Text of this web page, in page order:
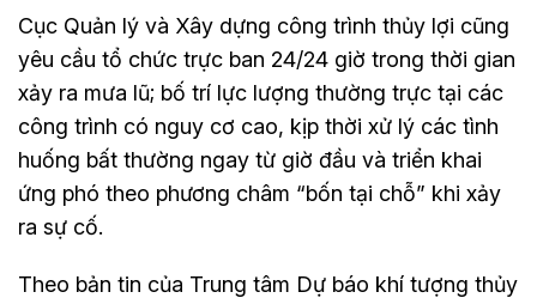
Cục Quản lý và Xây dựng công trình thủy lợi cũng
yêu cầu tổ chức trực ban 24/24 giờ trong thời gian
xảy ra mưa lũ; bố trí lực lượng thường trực tại các
công trình có nguy cơ cao, kịp thời xử lý các tình
huống bất thường ngay từ giờ đầu và triển khai
ứng phó theo phương châm “bốn tại chỗ” khi xảy
ra sự cố.
Theo bản tin của Trung tâm Dự báo khí tượng thủy